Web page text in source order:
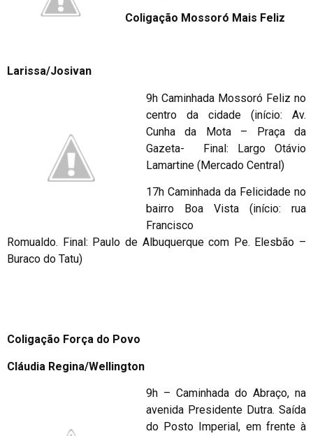
Coligação Mossoró Mais Feliz
Larissa/Josivan
9h Caminhada Mossoró Feliz no
centro da cidade (início: Av.
Cunha da Mota – Praça da
Gazeta- Final: Largo Otávio
Lamartine (Mercado Central)
17h Caminhada da Felicidade no
bairro Boa Vista (início: rua
Francisco
Romualdo. Final: Paulo de Albuquerque com Pe. Elesbão –
Buraco do Tatu)
Coligação Força do Povo
Cláudia Regina/Wellington
9h – Caminhada do Abraço, na
avenida Presidente Dutra. Saída
do Posto Imperial, em frente à